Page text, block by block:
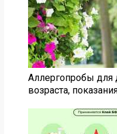
Аллергопробы для
возраста,